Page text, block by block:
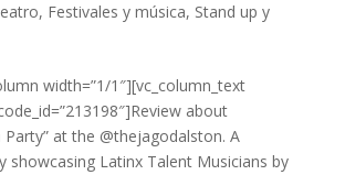
, Festivales y música, Stand up y
width=”1/1″][vc_column_text
about
Party” at the @thejagodalston. A
showcasing Latinx Talent Musicians by